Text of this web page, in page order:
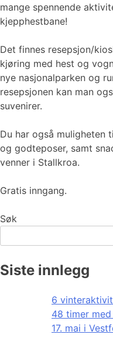
mange spennende
kjepphestbane!
Det finnes resepsjon/
kjøring med hest og
nye nasjonalparken og
resepsjonen kan man
suvenirer.
Du har også muligheten
og godteposer, samt
venner i Stallkroa.
Gratis inngang.
Søk
Siste innlegg
6
48 timer
17. mai i